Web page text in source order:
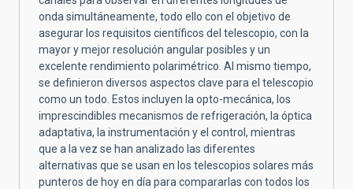
onda simultáneamente, todo ello con el objetivo de
asegurar los requisitos científicos del telescopio, con la
mayor y mejor resolución angular posibles y un
excelente rendimiento polarimétrico. Al mismo tiempo,
se definieron diversos aspectos clave para el telescopio
como un todo. Estos incluyen la opto-mecánica, los
imprescindibles mecanismos de refrigeración, la óptica
adaptativa, la instrumentación y el control, mientras
que a la vez se han analizado las diferentes
alternativas que se usan en los telescopios solares más
punteros de hoy en día para compararlas con todos los